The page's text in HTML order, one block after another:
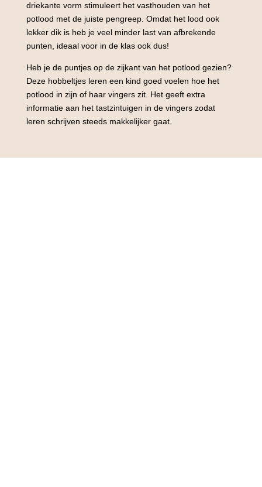
driekante vorm stimuleert het vasthouden van het
potlood met de juiste pengreep. Omdat het lood ook
lekker dik is heb je veel minder last van afbrekende
punten, ideaal voor in de klas ook dus!
Heb je de puntjes op de zijkant van het potlood gezien?
Deze hobbeltjes leren een kind goed voelen hoe het
potlood in zijn of haar vingers zit. Het geeft extra
informatie aan het tastzintuigen in de vingers zodat
leren schrijven steeds makkelijker gaat.